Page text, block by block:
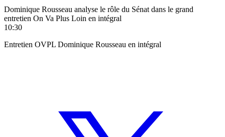
Dominique Rousseau analyse le rôle du Sénat dans le grand
entretien On Va Plus Loin en intégral
10:30
Entretien OVPL Dominique Rousseau en intégral